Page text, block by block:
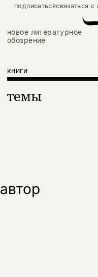
подписатьсясвязаться с
новое литературное
обозрение
книги
темы
автор